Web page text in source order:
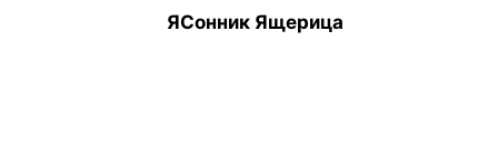
ЯСонник Ящерица